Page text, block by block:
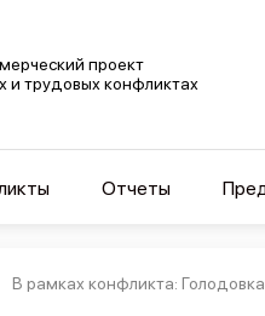
проект
и трудовых конфликтах
Отчеты
В рамках конфликта: